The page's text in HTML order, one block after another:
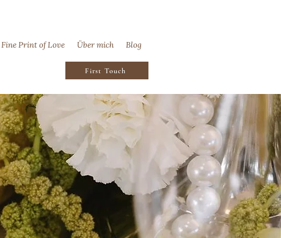
Fine Print of Love Über mich Blog
First Touch